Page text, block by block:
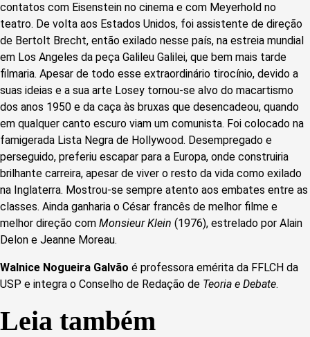
contatos com Eisenstein no cinema e com Meyerhold no
teatro. De volta aos Estados Unidos, foi assistente de direção
de Bertolt Brecht, então exilado nesse país, na estreia mundial
em Los Angeles da peça Galileu Galilei, que bem mais tarde
filmaria. Apesar de todo esse extraordinário tirocínio, devido a
suas ideias e a sua arte Losey tornou-se alvo do macartismo
dos anos 1950 e da caça às bruxas que desencadeou, quando
em qualquer canto escuro viam um comunista. Foi colocado na
famigerada Lista Negra de Hollywood. Desempregado e
perseguido, preferiu escapar para a Europa, onde construiria
brilhante carreira, apesar de viver o resto da vida como exilado
na Inglaterra. Mostrou-se sempre atento aos embates entre as
classes. Ainda ganharia o César francês de melhor filme e
melhor direção com Monsieur Klein (1976), estrelado por Alain
Delon e Jeanne Moreau.
Walnice Nogueira Galvão é professora emérita da FFLCH da
USP e integra o Conselho de Redação de Teoria e Debate.
Leia também